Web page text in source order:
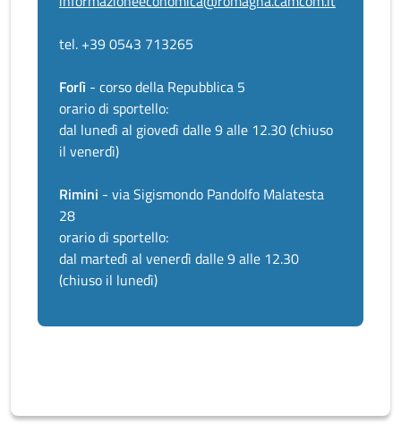
tel. +39 0543 713265
Forlì - corso della Repubblica 5
orario di sportello:
dal lunedì al giovedì dalle 9 alle 12.30 (chiuso
il venerdì)
Rimini - via Sigismondo Pandolfo Malatesta
28
orario di sportello:
dal martedì al venerdì dalle 9 alle 12.30
(chiuso il lunedì)